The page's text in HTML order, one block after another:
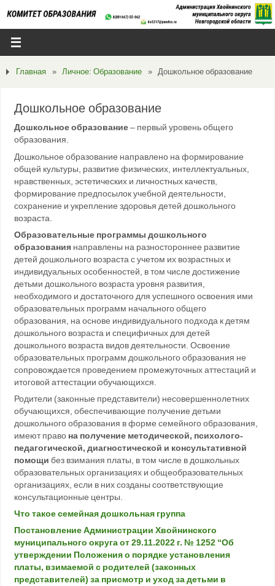
Главная » Личное: Образование » Дошкольное образование
Дошкольное образование
Дошкольное образование– первый уровень общего
образования.
Дошкольное образование направлено на формирование
общей культуры, развитие физических, интеллектуальных,
нравственных, эстетических и личностных качеств,
формирование предпосылок учебной деятельности,
сохранение и укрепление здоровья детей дошкольного
возраста.
Образовательные программы дошкольного
образованиянаправлены на разностороннее развитие
детей дошкольного возраста с учетом их возрастных и
индивидуальных особенностей, в том числе достижение
детьми дошкольного возраста уровня развития,
необходимого и достаточного для успешного освоения ими
образовательных программ начального общего
образования, на основе индивидуального подхода к детям
дошкольного возраста и специфичных для детей
дошкольного возраста видов деятельности. Освоение
образовательных программ дошкольного образования не
сопровождается проведением промежуточных аттестаций и
итоговой аттестации обучающихся.
Родители (законные представители) несовершеннолетних
обучающихся, обеспечивающие получение детьми
дошкольного образования в форме семейного образования,
имеют право на получение методической, психолого-
педагогической, диагностической и консультативной
помощи без взимания платы, в том числе в дошкольных
образовательных организациях и общеобразовательных
организациях, если в них созданы соответствующие
консультационные центры.
Что такое семейная дошкольная группа
Постановление Администрации Хвойнинского
муниципального округа от 29.11.2022 г. № 1252 “Об
утверждении Положения о порядке установления
платы, взимаемой с родителей (законных
представителей) за присмотр и уход за детьми в